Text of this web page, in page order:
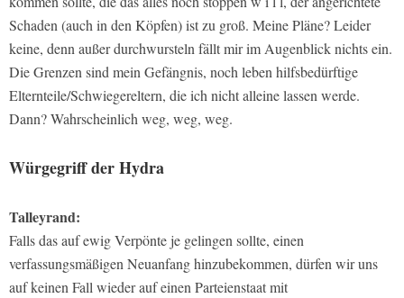
Schaden (auch in den Köpfen) ist zu groß. Meine Pläne? Leider
keine, denn außer durchwursteln fällt mir im Augenblick nichts ein.
Die Grenzen sind mein Gefängnis, noch leben hilfsbedürftige
Elternteile/Schwiegereltern, die ich nicht alleine lassen werde.
Dann? Wahrscheinlich weg, weg, weg.
Würgegriff der Hydra
Talleyrand:
Falls das auf ewig Verpönte je gelingen sollte, einen
verfassungsmäßigen Neuanfang hinzubekommen, dürfen wir uns
auf keinen Fall wieder auf einen Parteienstaat mit